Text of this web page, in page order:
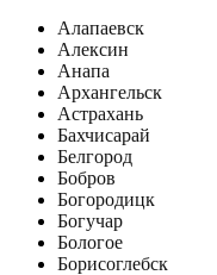
Алапаевск
Алексин
Анапа
Архангельск
Астрахань
Бахчисарай
Белгород
Бобров
Богородицк
Богучар
Бологое
Борисоглебск